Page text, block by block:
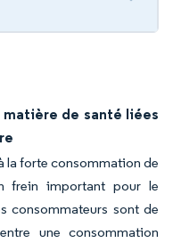
de santé liées
la forte consommation de
frein important pour le
consommateurs sont de
une consommation